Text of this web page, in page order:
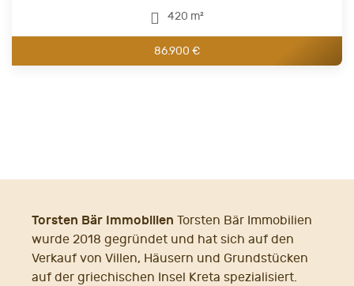
420 m²
86.900 €
Torsten Bär Immobilien Torsten Bär Immobilien
wurde 2018 gegründet und hat sich auf den
Verkauf von Villen, Häusern und Grundstücken
auf der griechischen Insel Kreta spezialisiert.